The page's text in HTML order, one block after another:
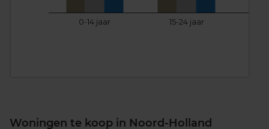
0-14 jaar 15-24 jaar
Woningen te koop in Noord-Holland